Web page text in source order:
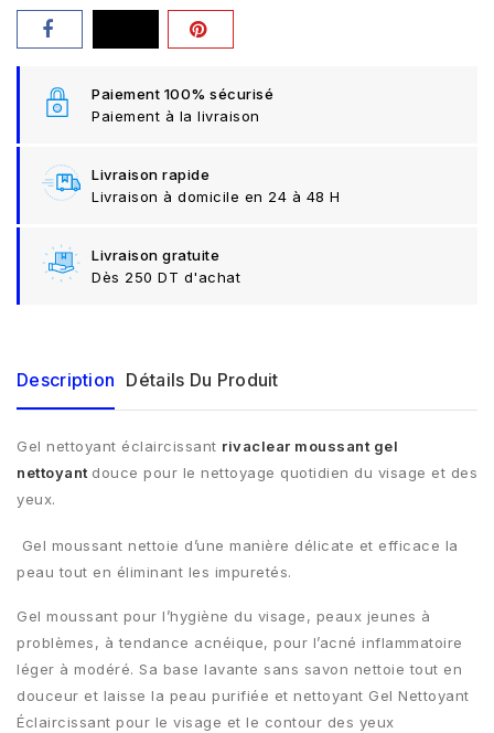
Paiement 100% sécurisé
Paiement à la livraison
Livraison rapide
Livraison à domicile en 24 à 48 H
Livraison gratuite
Dès 250 DT d'achat
Description Détails Du Produit
Gel nettoyant éclaircissant rivaclear moussant gel
nettoyant douce pour le nettoyage quotidien du visage et des
yeux.
Gel moussant nettoie d’une manière délicate et efficace la
peau tout en éliminant les impuretés.
Gel moussant pour l’hygiène du visage, peaux jeunes à
problèmes, à tendance acnéique, pour l’acné inflammatoire
léger à modéré. Sa base lavante sans savon nettoie tout en
douceur et laisse la peau purifiée et nettoyant Gel Nettoyant
Éclaircissant pour le visage et le contour des yeux